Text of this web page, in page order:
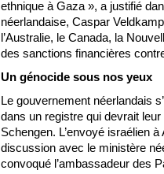
ethnique à Gaza », a justifié
néerlandaise, Caspar
l’Australie, le Canada, la
des sanctions financières
Un génocide sous nos yeux
Le gouvernement néerlandais
dans un registre qui devrait leur
Schengen. L’envoyé israélien
discussion avec le ministère
convoqué l’ambassadeur des